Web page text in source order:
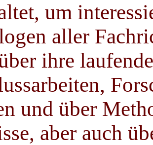
um
aller
ihre
und über
aber auch